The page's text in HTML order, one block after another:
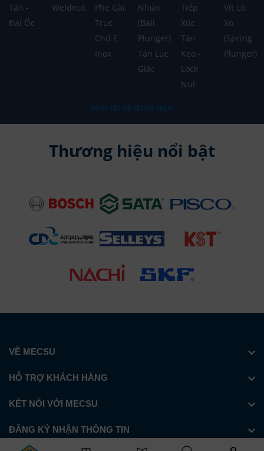
Tán -
Đai Ốc
Weldnut
Phe Gài
Trục
Chữ E
Inox
Nhún
(Ball
Plunger)
Tán Lục
Giác
Tiếp
Xúc
Tán
Keo -
Lock
Nut
Vít Lò
Xo
(Spring
Plunger)
Xem tất cả danh mục
Thương hiệu nổi bật
VỀ MECSU
HỖ TRỢ KHÁCH HÀNG
KẾT NỐI VỚI MECSU
ĐĂNG KÝ NHẬN THÔNG TIN